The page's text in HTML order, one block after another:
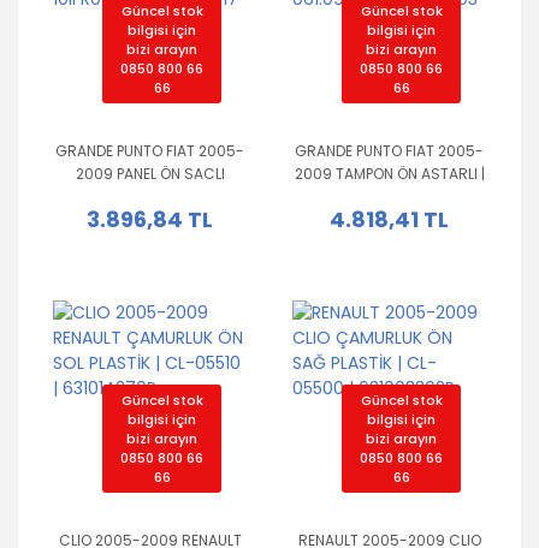
Güncel stok
bilgisi için
bizi arayın
0850 800 66
66
GRANDE PUNTO FIAT 2005-
2009 PANEL ÖN SACLI
50520117
3.896,84 TL
Güncel stok
bilgisi için
bizi arayın
0850 800 66
66
GRANDE PUNTO FIAT 2005-
2009 TAMPON ÖN ASTARLI |
4.818,41 TL
Güncel stok
bilgisi için
bizi arayın
0850 800 66
66
CLIO 2005-2009 RENAULT
Güncel stok
bilgisi için
bizi arayın
0850 800 66
66
RENAULT 2005-2009 CLIO